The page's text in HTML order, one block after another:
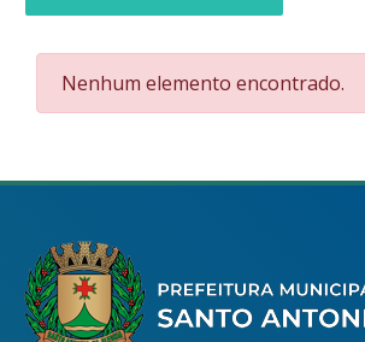
Nenhum elemento encontrado.